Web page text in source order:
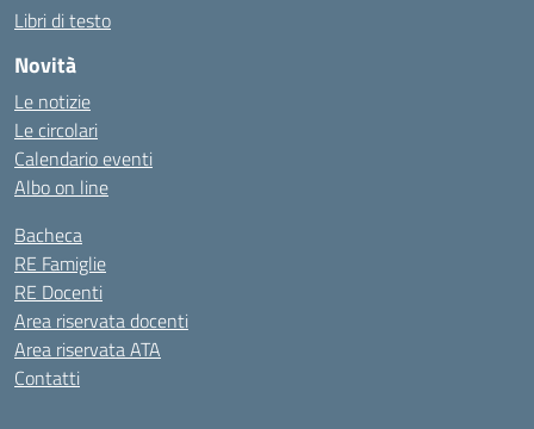
Libri di testo
Novità
Le notizie
Le circolari
Calendario eventi
Albo on line
Bacheca
RE Famiglie
RE Docenti
Area riservata docenti
Area riservata ATA
Contatti